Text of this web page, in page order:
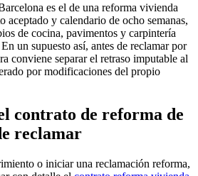
es el de una reforma vivienda
aceptado y calendario de ocho semanas,
de cocina, pavimentos y carpintería
un supuesto así, antes de reclamar por
conviene separar el retraso imputable al
por modificaciones del propio
contrato de reforma de
reclamar
o iniciar una reclamación reforma,